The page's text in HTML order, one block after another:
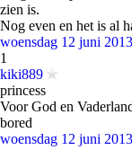
zien is.
Nog even en het is al
woensdag 12 juni
1
kiki889
princess
Voor God en
bored
woensdag 12 juni